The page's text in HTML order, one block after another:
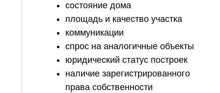
состояние дома
площадь и качество участка
коммуникации
спрос на аналогичные объекты
юридический статус построек
наличие зарегистрированного
права собственности